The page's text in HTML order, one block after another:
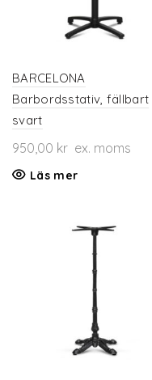
BARCELONA
Barbordsstativ, fällbart
svart
950,00 kr ex. moms
Läs mer